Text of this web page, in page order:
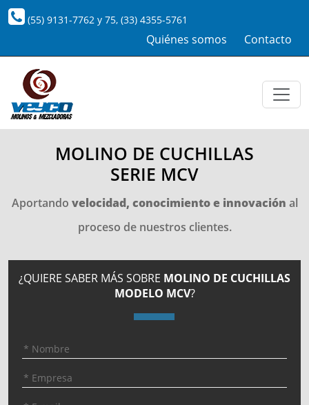
(55) 9131-7762 y 75, (33) 4355-5761
Quiénes somos Contacto
MOLINO DE CUCHILLAS
SERIE MCV
Aportando velocidad, conocimiento e innovación al
proceso de nuestros clientes.
¿QUIERE SABER MÁS SOBRE MOLINO DE CUCHILLAS
MODELO MCV?